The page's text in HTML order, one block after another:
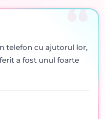
telefon cu ajutorul lor,
a fost unul foarte